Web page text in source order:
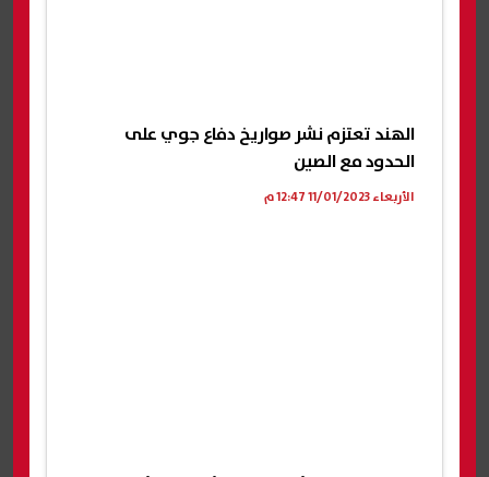
الهند تعتزم نشر صواريخ دفاع جوي على
الحدود مع الصين
الأربعاء 11/01/2023 12:47 م